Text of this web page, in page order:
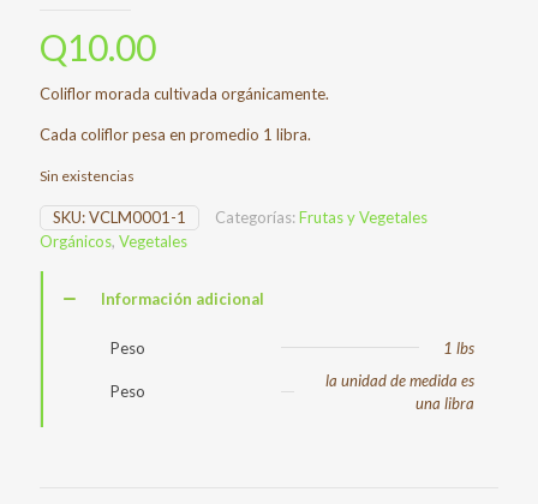
Q10.00
Coliflor morada cultivada orgánicamente.
Cada coliflor pesa en promedio 1 libra.
Sin existencias
SKU:VCLM0001-1 Categorías:Frutas y Vegetales
Orgánicos, Vegetales
Información adicional
Peso 1 lbs
Peso
la unidad de medida es
una libra